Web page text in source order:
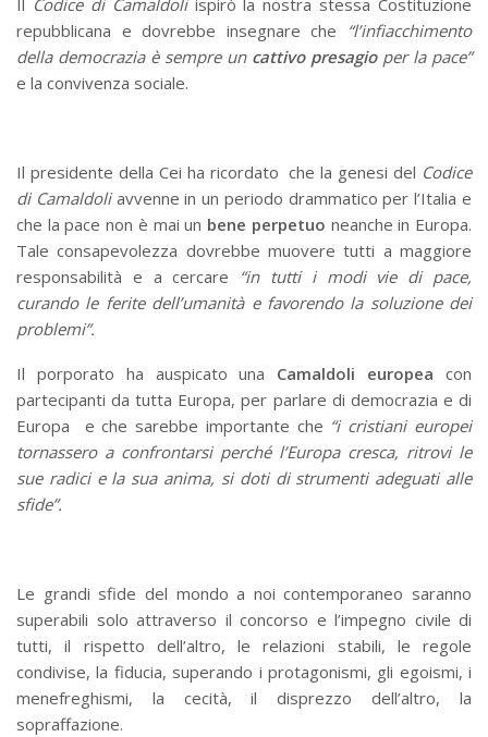
Codice di Camaldoliispirò la nostra stessa Costituzione
repubblicana e dovrebbe insegnare che “l’infiacchimento
della democrazia è sempre un cattivo presagioper la pace”
e la convivenza sociale.
Il presidente della Cei ha ricordato che la genesi del Codice
di Camaldoliavvenne in un periodo drammatico per l’Italia e
che la pace non è mai un bene perpetuo neanche in Europa.
Tale consapevolezza dovrebbe muovere tutti a maggiore
responsabilità e a cercare “in tutti i modi vie di pace,
curando le ferite dell’umanità e favorendo la soluzione dei
problemi”.
Il porporato ha auspicato una Camaldoli europea con
partecipanti da tutta Europa, per parlare di democrazia e di
Europa e che sarebbe importante che “i cristiani europei
tornassero a confrontarsi perché l’Europa cresca, ritrovi le
sue radici e la sua anima, si doti di strumenti adeguati alle
sfide”.
Le grandi sfide del mondo a noi contemporaneo saranno
superabili solo attraverso il concorso e l’impegno civile di
tutti, il rispetto dell’altro, le relazioni stabili, le regole
condivise, la fiducia, superando i protagonismi, gli egoismi, i
menefreghismi, la cecità, il disprezzo dell’altro, la
sopraffazione.